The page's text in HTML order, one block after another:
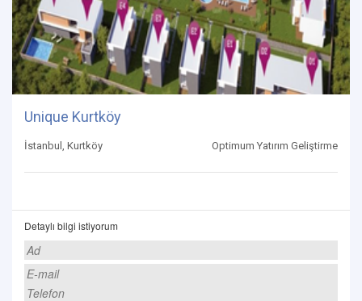
Unique Kurtköy
İstanbul, Kurtköy Optimum Yatırım Geliştirme
Detaylı bilgi istiyorum